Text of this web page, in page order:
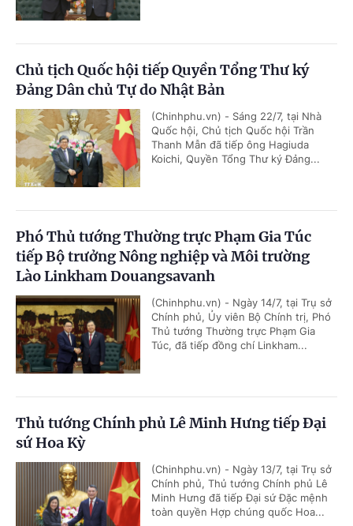
Chủ tịch Quốc hội tiếp Quyền Tổng Thư ký
Đảng Dân chủ Tự do Nhật Bản
(Chinhphu.vn) - Sáng 22/7, tại Nhà
Quốc hội, Chủ tịch Quốc hội Trần
Thanh Mẫn đã tiếp ông Hagiuda
Koichi, Quyền Tổng Thư ký Đảng...
Phó Thủ tướng Thường trực Phạm Gia Túc
tiếp Bộ trưởng Nông nghiệp và Môi trường
Lào Linkham Douangsavanh
(Chinhphu.vn) - Ngày 14/7, tại Trụ sở
Chính phủ, Ủy viên Bộ Chính trị, Phó
Thủ tướng Thường trực Phạm Gia
Túc, đã tiếp đồng chí Linkham...
Thủ tướng Chính phủ Lê Minh Hưng tiếp Đại
sứ Hoa Kỳ
(Chinhphu.vn) - Ngày 13/7, tại Trụ sở
Chính phủ, Thủ tướng Chính phủ Lê
Minh Hưng đã tiếp Đại sứ Đặc mệnh
toàn quyền Hợp chúng quốc Hoa...